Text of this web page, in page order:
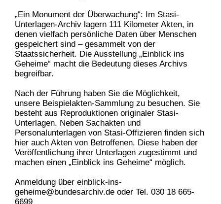
„Ein Monument der Überwachung“: Im Stasi-
Unterlagen-Archiv lagern 111 Kilometer Akten, in
denen vielfach persönliche Daten über Menschen
gespeichert sind – gesammelt von der
Staatssicherheit. Die Ausstellung „Einblick ins
Geheime“ macht die Bedeutung dieses Archivs
begreifbar.
Nach der Führung haben Sie die Möglichkeit,
unsere Beispielakten-Sammlung zu besuchen. Sie
besteht aus Reproduktionen originaler Stasi-
Unterlagen. Neben Sachakten und
Personalunterlagen von Stasi-Offizieren finden sich
hier auch Akten von Betroffenen. Diese haben der
Veröffentlichung ihrer Unterlagen zugestimmt und
machen einen „Einblick ins Geheime“ möglich.
Anmeldung über einblick-ins-
geheime@bundesarchiv.de oder Tel. 030 18 665-
6699